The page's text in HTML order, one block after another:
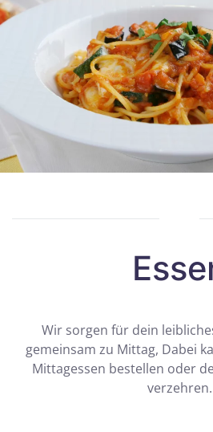
Wir sorgen für dein
gemeinsam zu Mittag, Dabei
Mittagessen bestellen oder
verzehren.